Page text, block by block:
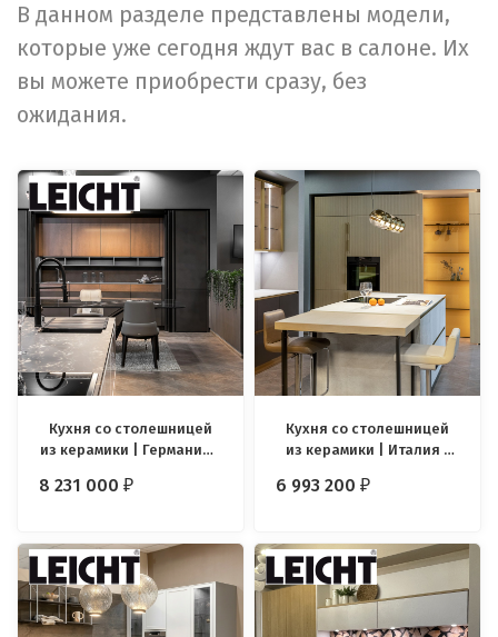
В данном разделе представлены модели,
которые уже сегодня ждут вас в салоне. Их
вы можете приобрести сразу, без
ожидания.
Кухня со столешницей
из керамики | Германия |
8 231 000₽
Кухня со столешницей
из керамики | Италия |
6 993 200₽